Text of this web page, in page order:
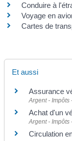
Conduire à
Voyage en
Cartes de
Et aussi
Assurance
Argent - Impôts
Achat d'un
Argent - Impôts
Circulation